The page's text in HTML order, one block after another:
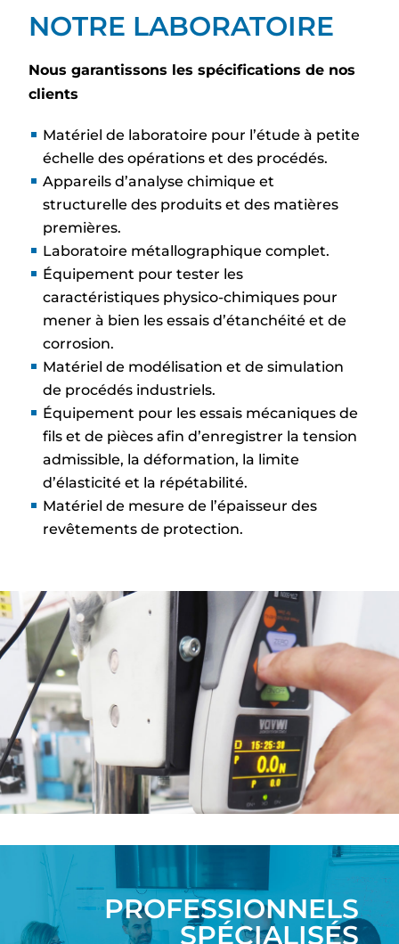
NOTRE LABORATOIRE
Nous garantissons les spécifications de nos
clients
Matériel de laboratoire pour l’étude à petite
échelle des opérations et des procédés.
Appareils d’analyse chimique et
structurelle des produits et des matières
premières.
Laboratoire métallographique complet.
Équipement pour tester les
caractéristiques physico-chimiques pour
mener à bien les essais d’étanchéité et de
corrosion.
Matériel de modélisation et de simulation
de procédés industriels.
Équipement pour les essais mécaniques de
fils et de pièces afin d’enregistrer la tension
admissible, la déformation, la limite
d’élasticité et la répétabilité.
Matériel de mesure de l’épaisseur des
revêtements de protection.
PROFESSIONNELS
SPÉCIALISÉS